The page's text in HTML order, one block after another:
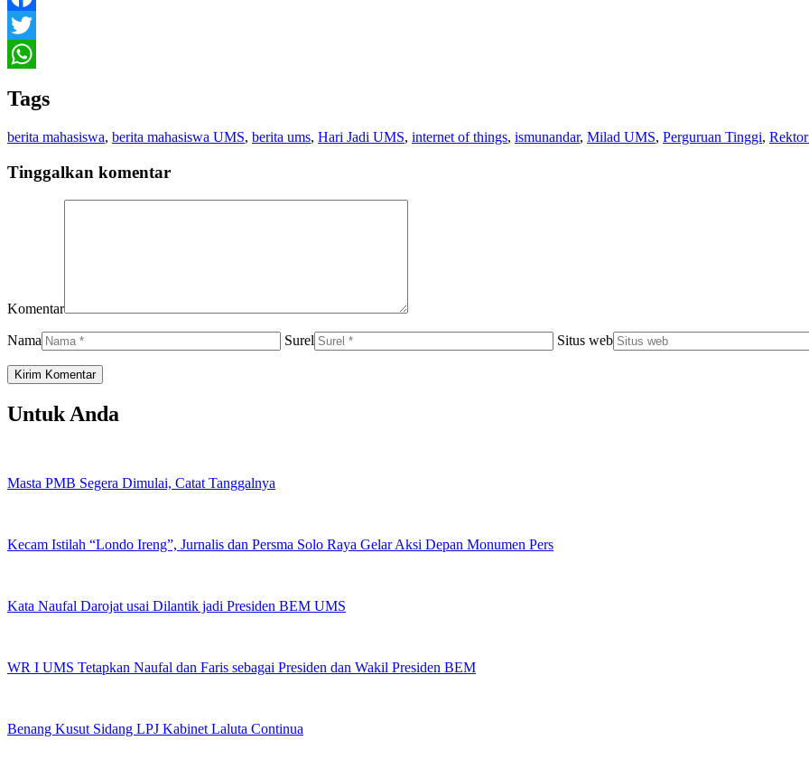
Facebook
Twitter
Tags
berita mahasiswa, berita mahasiswa UMS, berita ums, Hari Jadi UMS, internet of things, ismunandar, Milad UMS, Perguruan Tinggi,
Tinggalkan komentar
Komentar
Nama Surel Situs web
Untuk Anda
Masta PMB Segera Dimulai, Catat Tanggalnya
Kecam Istilah “Londo Ireng”, Jurnalis dan Persma Solo Raya Gelar Aksi Depan Monumen Pers
Kata Naufal Darojat usai Dilantik jadi Presiden BEM UMS
WR I UMS Tetapkan Naufal dan Faris sebagai Presiden dan Wakil Presiden BEM
Benang Kusut Sidang LPJ Kabinet Laluta Continua